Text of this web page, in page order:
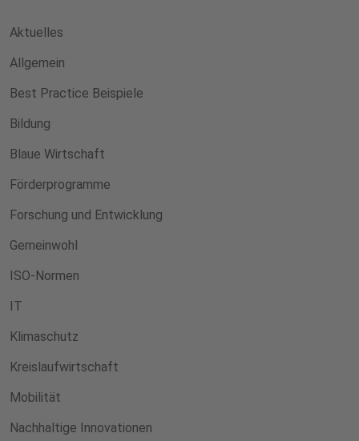
Aktuelles
Allgemein
Best Practice Beispiele
Bildung
Blaue Wirtschaft
Förderprogramme
Forschung und Entwicklung
Gemeinwohl
ISO-Normen
IT
Klimaschutz
Kreislaufwirtschaft
Mobilität
Nachhaltige Innovationen